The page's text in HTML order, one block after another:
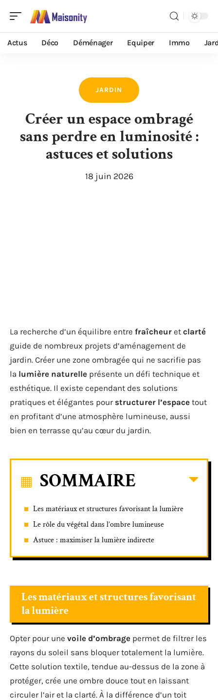
Actus Déco Déménager Equiper Immo
JARDIN
Créer un espace ombragé
sans perdre en luminosité :
astuces et solutions
18 juin 2026
La recherche d’un équilibre entre fraîcheur et clarté
guide de nombreux projets d’aménagement de
jardin. Créer une zone ombragée qui ne sacrifie pas
la lumière naturelle présente un défi technique et
esthétique. Il existe cependant des solutions
pratiques et élégantes pour structurer l’espace tout
en profitant d’une atmosphère lumineuse, aussi
bien en terrasse qu’au cœur du jardin.
SOMMAIRE
Les matériaux et structures favorisant la lumière
Le rôle du végétal dans l’ombre lumineuse
Astuce : maximiser la lumière indirecte
Les matériaux et structures favorisant
la lumière
Opter pour une voile d’ombrage permet de filtrer les
rayons du soleil sans bloquer totalement la lumière.
Cette solution textile, tendue au-dessus de la zone à
protéger, crée une ombre douce tout en laissant
circuler l’air et la clarté. À la différence d’un toit